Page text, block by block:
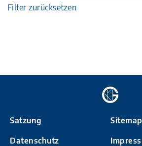
Filter zurücksetzen
Zur
Startseite
Satzung Sitemap
Datenschutz